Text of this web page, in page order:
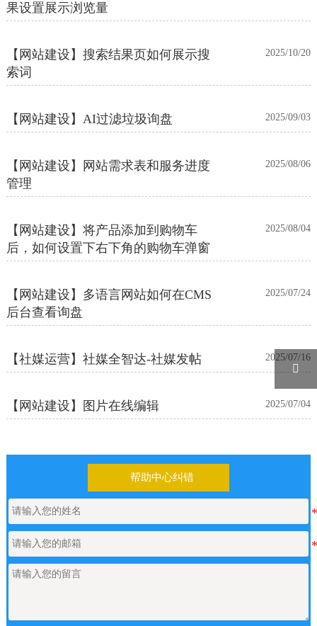
果设置展示浏览量
【网站建设】搜索结果页如何展示搜
索词
2025/10/20
【网站建设】AI过滤垃圾询盘 2025/09/03
【网站建设】网站需求表和服务进度
管理
2025/08/06
【网站建设】将产品添加到购物车
后，如何设置下右下角的购物车弹窗
2025/08/04
【网站建设】多语言网站如何在CMS
后台查看询盘
2025/07/24
【社媒运营】社媒全智达-社媒发帖 2025/07/16
【网站建设】图片在线编辑 2025/07/04
帮助中心纠错
